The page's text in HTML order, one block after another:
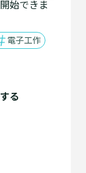
始できま
電子工作
る